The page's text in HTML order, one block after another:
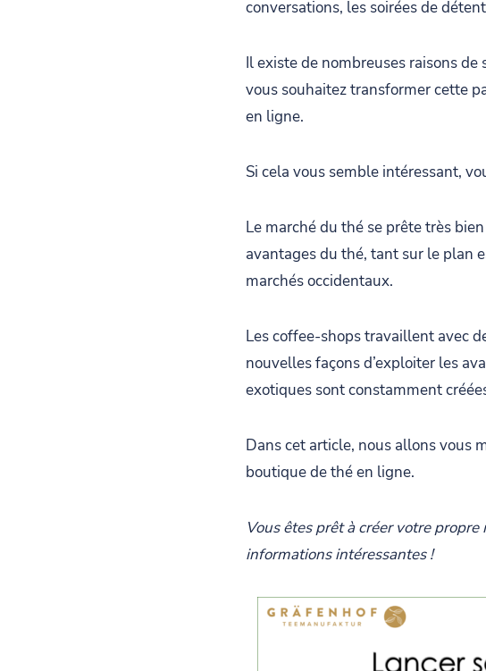
conversations, les soirées de
Il existe de nombreuses raisons
vous souhaitez transformer cette
en ligne.
Si cela vous semble intéressant,
Le marché du thé se prête très
avantages du thé, tant sur le plan
marchés occidentaux.
Les coffee-shops travaillent avec
nouvelles façons d’exploiter les
exotiques sont constamment
Dans cet article, nous allons vous
boutique de thé en ligne.
Vous êtes prêt à créer votre
informations intéressantes !